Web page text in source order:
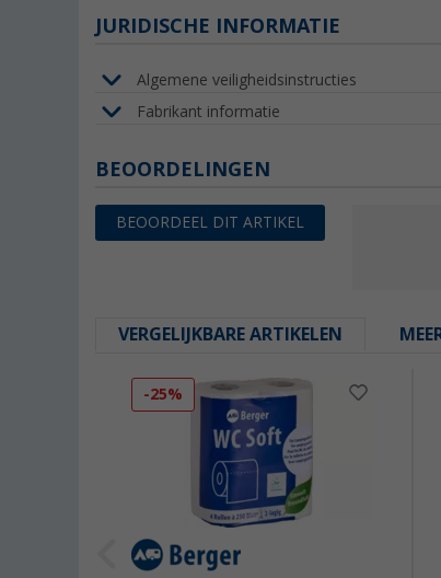
JURIDISCHE INFORMATIE
Algemene veiligheidsinstructies
Fabrikant informatie
BEOORDELINGEN
BEOORDEEL DIT ARTIKEL
VERGELIJKBARE ARTIKELEN
-25%